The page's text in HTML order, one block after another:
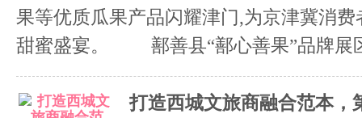
果等优质瓜果产品闪耀津门,为京津冀消
甜蜜盛宴。 鄯善县“鄯心善果”品牌展
打造西城文旅商融合范本，